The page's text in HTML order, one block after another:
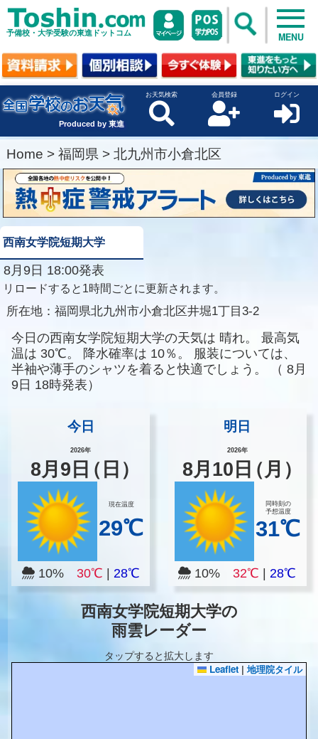
予備校・大学受験の東進ドットコム MENU
Produced by 東進
お天気検索 会員登録 ログイン
Home > 福岡県 > 北九州市小倉北区
西南女学院短期大学
8月9日 18:00発表
リロードすると1時間ごとに更新されます。
所在地： 福岡県北九州市小倉北区井堀1丁目3-2
今日の西南女学院短期大学の天気は 晴れ。
最高気
温は 30℃。 降水確率は 10％。
服装については、
半袖や薄手のシャツを着ると快適でしょう。
（ 8月
9日 18時発表）
今日
2026年
8月 9 日（日）
現在温度
29℃
10% 30℃ 28℃
明日
2026年
8月 10 日（月）
同時刻の
予想温度
31℃
10%32℃ |28℃
西南女学院短期大学の
雨雲レーダー
タップすると拡大します
Leaflet | 地理院タイル